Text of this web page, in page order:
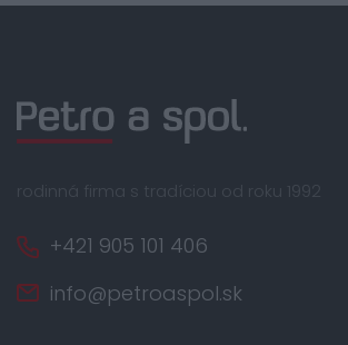
rodinná firma s tradíciou od roku 1992
+421 905 101 406
info@petroaspol.sk